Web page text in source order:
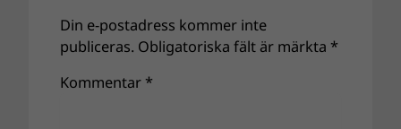
Din e-postadress kommer inte
publiceras. Obligatoriska fält är märkta *
Kommentar *